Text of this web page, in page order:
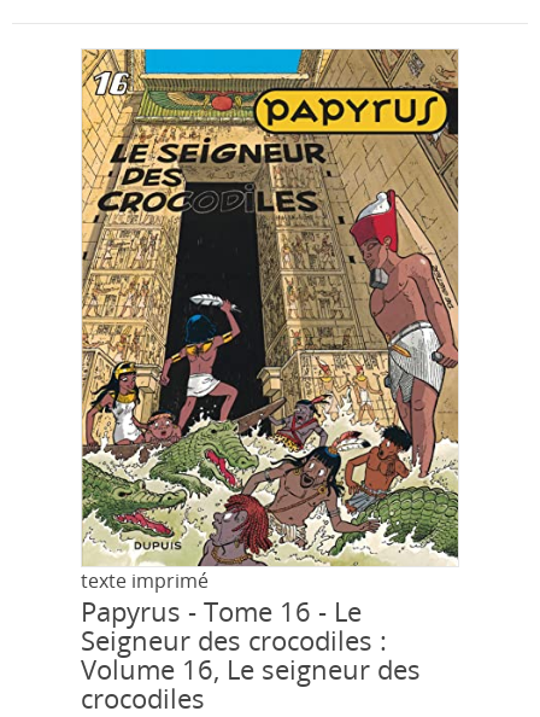
texte imprimé
Papyrus - Tome 16 - Le
Seigneur des crocodiles :
Volume 16, Le seigneur des
crocodiles